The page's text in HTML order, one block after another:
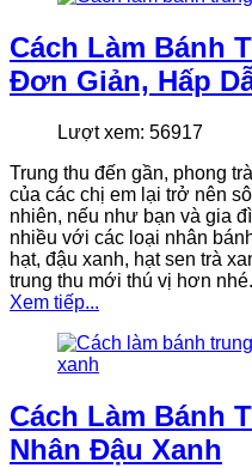
Cách Làm Bánh
Đơn Giản, Hấp
Lượt xem: 56917
Trung thu đến gần, phong
của các chị em lại trở nên
nhiên, nếu như bạn và gia
nhiều với các loại nhân
hạt, đậu xanh, hạt sen trà
trung thu mới thú vị hơn nhé.
Xem tiếp...
Cách Làm Bánh
Nhân Đậu Xanh